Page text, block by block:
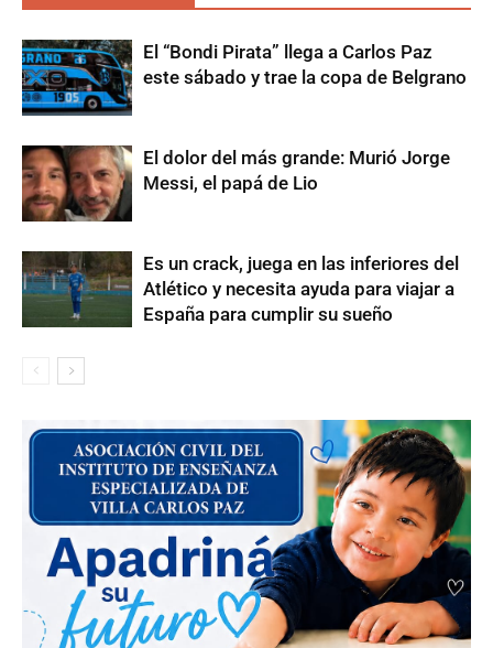
El “Bondi Pirata” llega a Carlos Paz
este sábado y trae la copa de Belgrano
El dolor del más grande: Murió Jorge
Messi, el papá de Lio
Es un crack, juega en las inferiores del
Atlético y necesita ayuda para viajar a
España para cumplir su sueño